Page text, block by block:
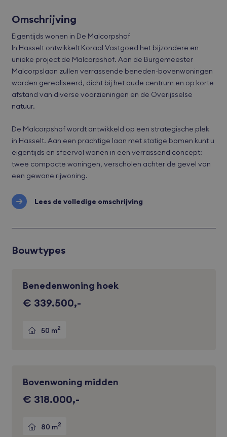
Omschrijving
Eigentijds wonen in De Malcorpshof
In Hasselt ontwikkelt Koraal Vastgoed het bijzondere en
unieke project de Malcorpshof. Aan de Burgemeester
Malcorpslaan zullen verrassende beneden-bovenwoningen
worden gerealiseerd, dicht bij het oude centrum en op korte
afstand van diverse voorzieningen en de Overijsselse
natuur.
De Malcorpshof wordt ontwikkeld op een strategische plek
in Hasselt. Aan een prachtige laan met statige bomen kunt u
eigentijds en sfeervol wonen in een verrassend concept:
twee compacte woningen, verscholen achter de gevel van
een gewone rijwoning.
Lees de volledige omschrijving
Bouwtypes
Benedenwoning hoek
€ 339.500,-
50 m2
Bovenwoning midden
€ 318.000,-
80 m2